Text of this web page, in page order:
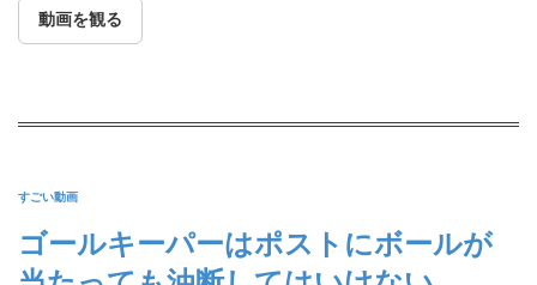
動画を観る
すごい動画
ゴールキーパーはポストにボールが